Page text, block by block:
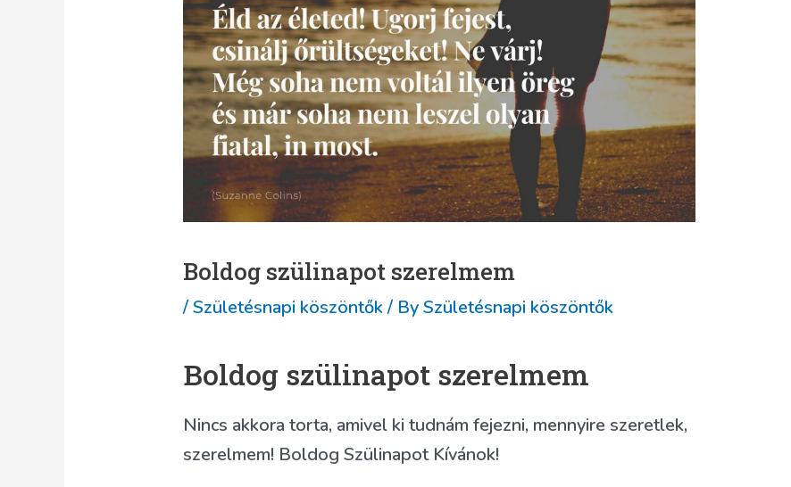
Boldog szülinapot szerelmem
/Születésnapi köszöntők/ BySzületésnapi köszöntők
Boldog szülinapot szerelmem
Nincs akkora torta, amivel ki tudnám fejezni, mennyire szeretlek,
szerelmem! Boldog Szülinapot Kívánok!